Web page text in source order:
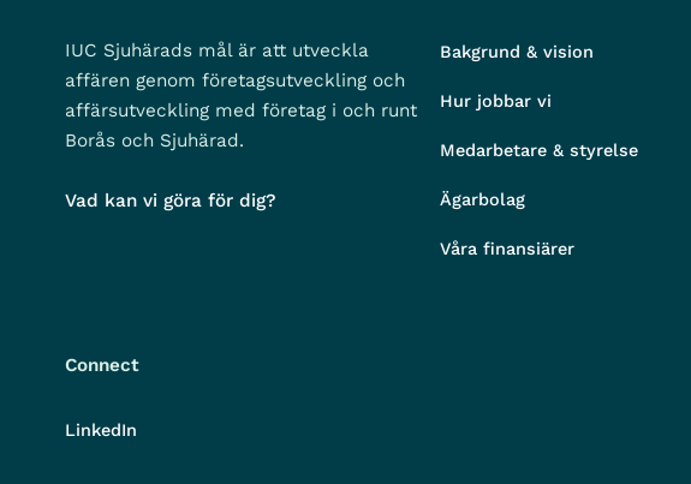
Bakgrund & vision
Hur jobbar vi
Medarbetare & styrelse
Ägarbolag
Våra finansiärer
IUC Sjuhärads mål är att utveckla
affären genom företagsutveckling och
affärsutveckling med företag i och runt
Borås och Sjuhärad.
Vad kan vi göra för dig?
Connect
LinkedIn